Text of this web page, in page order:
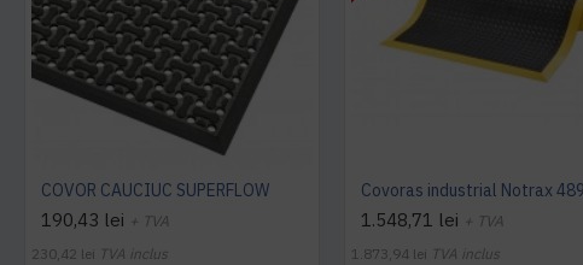
COVOR CAUCIUC SUPERFLOW
190,43 lei + TVA
230,42 lei TVA inclus
1.548,71 lei + TVA
1.873,94 lei TVA inclus